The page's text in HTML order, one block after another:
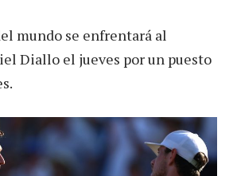
mundo se enfrentará al
Diallo el jueves por un puesto